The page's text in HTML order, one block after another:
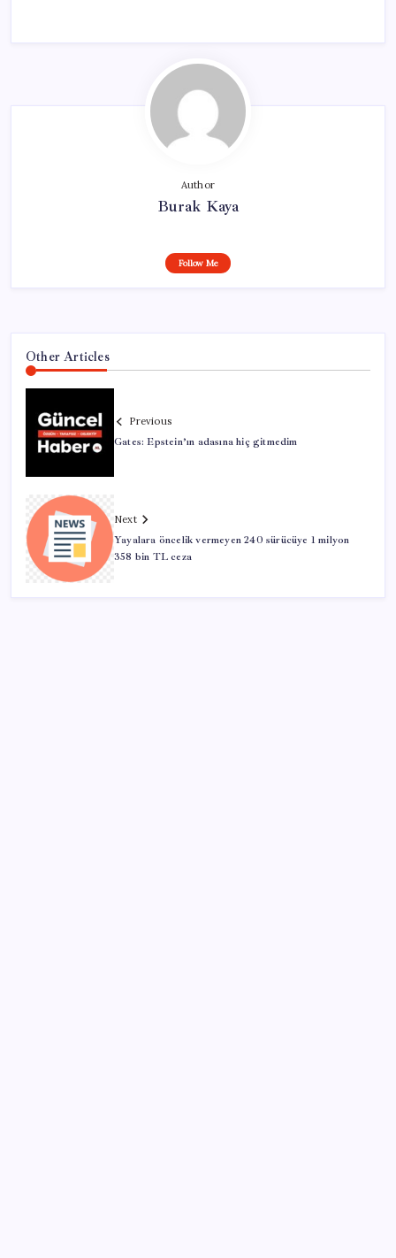
Author
Burak Kaya
Follow Me
Other Articles
Previous
Gates: Epstein’ın adasına hiç gitmedim
Next
Yayalara öncelik vermeyen 240 sürücüye 1 milyon
358 bin TL ceza